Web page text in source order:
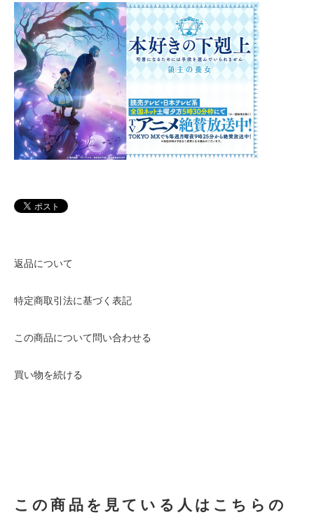
返品について
特定商取引法に基づく表記
この商品について問い合わせる
買い物を続ける
この商品を見ている人はこちらの